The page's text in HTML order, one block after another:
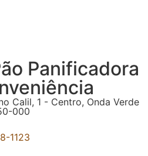
Panificadora
Calil, 1 - Centro, Onda Verde
000
1123